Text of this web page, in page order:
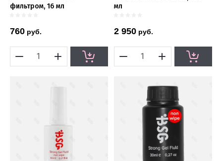
фильтром, 16 мл
760 руб.
мл
2 950 руб.